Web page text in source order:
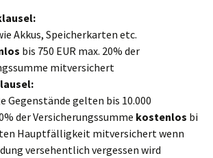
Akkus, Speicherkarten etc.
bis 750 EUR max. 20% der
mitversichert
Gegenstände gelten bis 10.000
der Versicherungssumme kostenlos bi
Hauptfälligkeit mitversichert wenn
versehentlich vergessen wird